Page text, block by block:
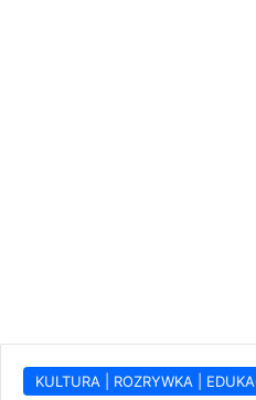
KULTURA | ROZRYWKA |